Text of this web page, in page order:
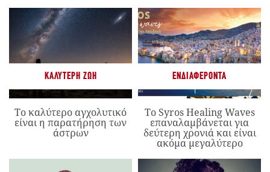
ΚΑΛΎΤΕΡΗ ΖΩΉ
Το καλύτερο αγχολυτικό
είναι η παρατήρηση των
άστρων
ΕΝΔΙΑΦΈΡΟΝΤΑ
Το Syros Healing Waves
επαναλαμβάνεται για
δεύτερη χρονιά και είναι
ακόμα μεγαλύτερο